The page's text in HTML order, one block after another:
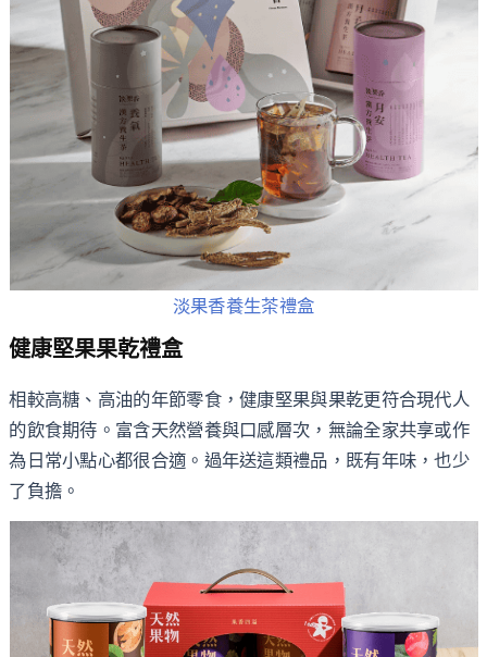
淡果香養生茶禮盒
健康堅果果乾禮盒
相較高糖、高油的年節零食，健康堅果與果乾更符合現代人
的飲食期待。富含天然營養與口感層次，無論全家共享或作
為日常小點心都很合適。過年送這類禮品，既有年味，也少
了負擔。